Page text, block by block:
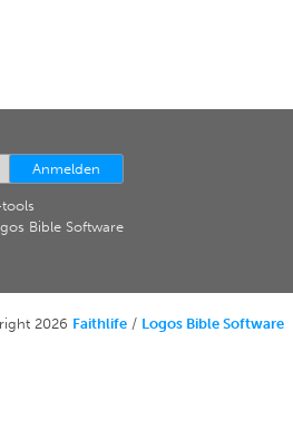
Bible Software
2026 Faithlife / Logos Bible Software